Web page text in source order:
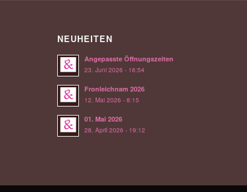
NEUHEITEN
Angepasste Öffnungszeiten
23. Juni 2026 - 16:54
Fronleichnam 2026
12. Mai 2026 - 8:15
01. Mai 2026
28. April 2026 - 19:12